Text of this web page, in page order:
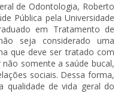
de Odontologia, Roberto
Pública pela Universidade
em Tratamento de
seja considerado uma
que deve ser tratado com
somente a saúde bucal,
sociais. Dessa forma,
qualidade de vida geral do